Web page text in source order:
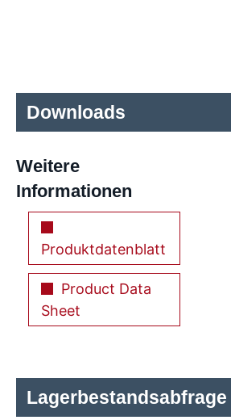
Downloads
Weitere
Informationen
Produktdatenblatt
Product Data
Sheet
Lagerbestandsabfrage